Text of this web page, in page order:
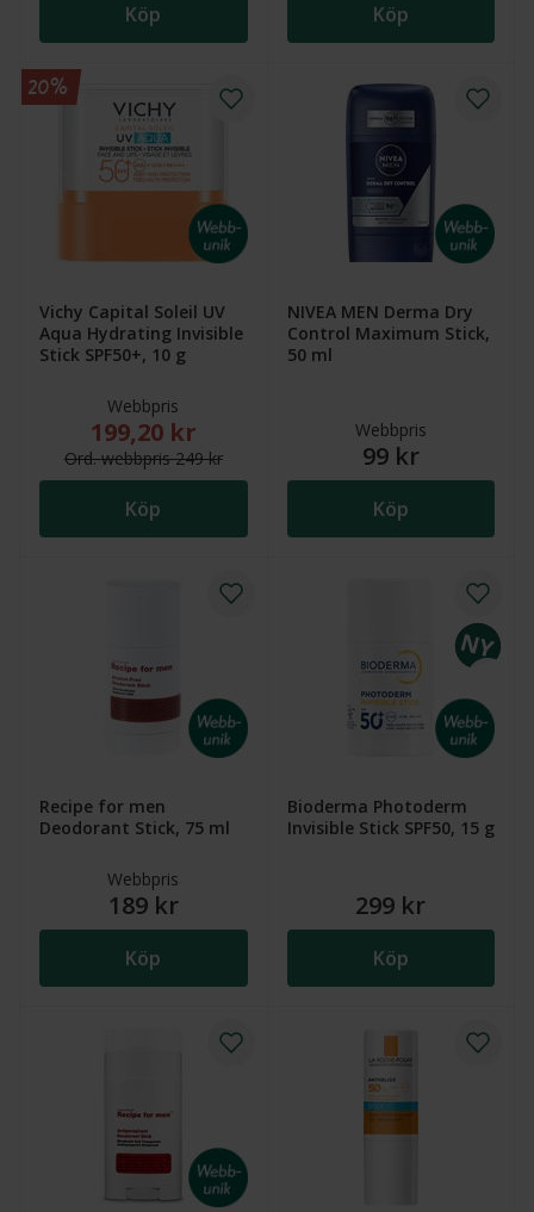
Köp Köp
Vichy Capital Soleil UV
Aqua Hydrating Invisible
Stick SPF50+, 10 g
Webbpris
Nytt reducerat pris: 199,20 kr. Ordinarie webbpris
199,20 kr
Ord.webbpris249 kr
Köp
20%
NIVEA MEN Derma Dry
Control Maximum Stick,
50 ml
Webbpris
99 kr
Köp
Recipe for men
Deodorant Stick, 75 ml
Webbpris
189 kr
Köp
Bioderma Photoderm
Invisible Stick SPF50, 15 g
299 kr
Köp